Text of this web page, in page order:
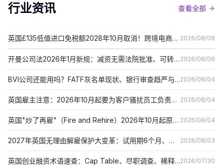
行业资讯 查看全部
英国£135低值进口免税额2028年10月取消！跨境电商、
Dropshipping卖家成本要涨了
2026/08/08
开曼公司法2026年1月新规：减资无需法院批准、可转
LLC/本地公司详解
2026/08/06
BVI公司还能用吗？FATF灰名单现状、银行审查趋严与
2026年三项合规新规详解
2026/08/04
英国雇主注意：2026年10月起要为客户骚扰员工负责！
第三方骚扰新规详解
2026/08/04
英国"炒了再雇"（Fire and Rehire）2026年10月起原则
禁止！P&O渡轮事件催生新规详解
2026/08/04
2027年英国无理由解雇保护大变革：试用期6个月、赔
偿上限取消，雇主现在就要准备
2026/08/03
英国创业融资术语速查：Cap Table、尽职调查、稀释
2026/07/30